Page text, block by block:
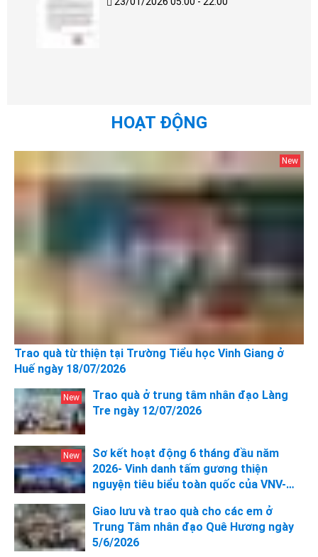
HOẠT ĐỘNG
Trao quà từ thiện tại Trường Tiểu học Vinh Giang ở
Huế ngày 18/07/2026
Trao quà ở trung tâm nhân đạo Làng
Tre ngày 12/07/2026
Sơ kết hoạt động 6 tháng đầu năm
2026- Vinh danh tấm gương thiện
nguyện tiêu biểu toàn quốc của VNV-
Giao lưu và trao quà cho các em ở
Trung Tâm nhân đạo Quê Hương ngày
5/6/2026